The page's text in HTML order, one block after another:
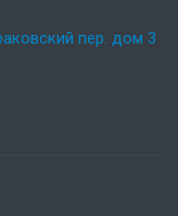
пер. дом 3